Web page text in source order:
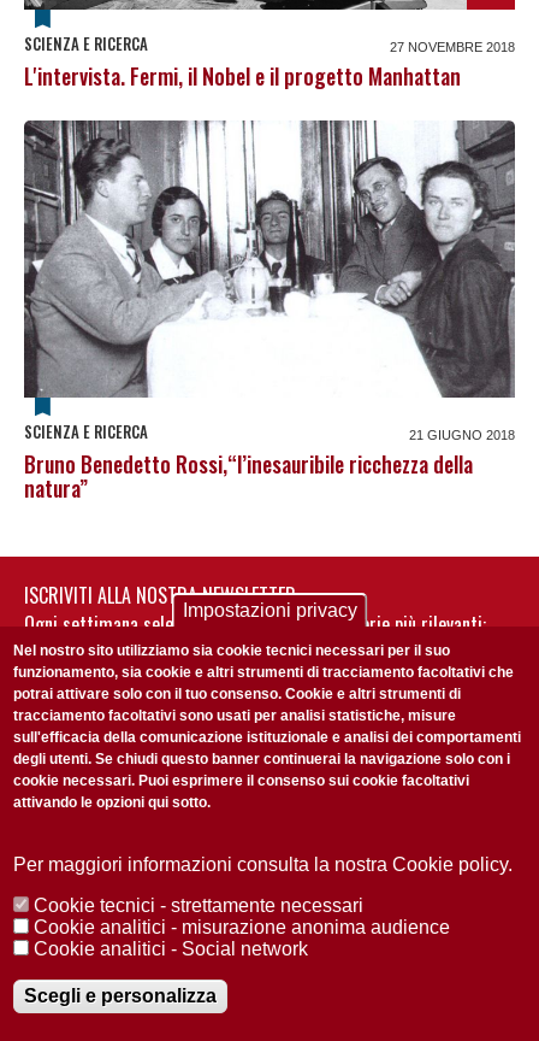
SCIENZA E RICERCA 27 NOVEMBRE 2018
L'intervista. Fermi, il Nobel e il progetto Manhattan
SCIENZA E RICERCA 21 GIUGNO 2018
Bruno Benedetto Rossi,“l’inesauribile ricchezza della
natura”
ISCRIVITI ALLA NOSTRA NEWSLETTER
Ogni settimana selezioniamo per te nostre storie più rilevanti:
non perderti gli aggiornamenti della nostra newsletter
Accetto laPrivacy Policy
Redazione Copyright Privacy
Area stampa
© 2025 Università di Padova
Registrazione presso il Tribunale di Padova n. 2097/2012 del 18 giugno
2012
Impostazioni privacy
Nel nostro sito utilizziamo sia cookie tecnici necessari per il suo
funzionamento, sia cookie e altri strumenti di tracciamento facoltativi che
potrai attivare solo con il tuo consenso. Cookie e altri strumenti di
tracciamento facoltativi sono usati per analisi statistiche, misure
sull'efficacia della comunicazione istituzionale e analisi dei comportamenti
degli utenti. Se chiudi questo banner continuerai la navigazione solo con i
cookie necessari. Puoi esprimere il consenso sui cookie facoltativi
attivando le opzioni qui sotto.
Per maggiori informazioni consulta la nostra Cookie policy.
Cookie tecnici - strettamente necessari
Cookie analitici - misurazione anonima audience
Cookie analitici - Social network
Scegli e personalizza